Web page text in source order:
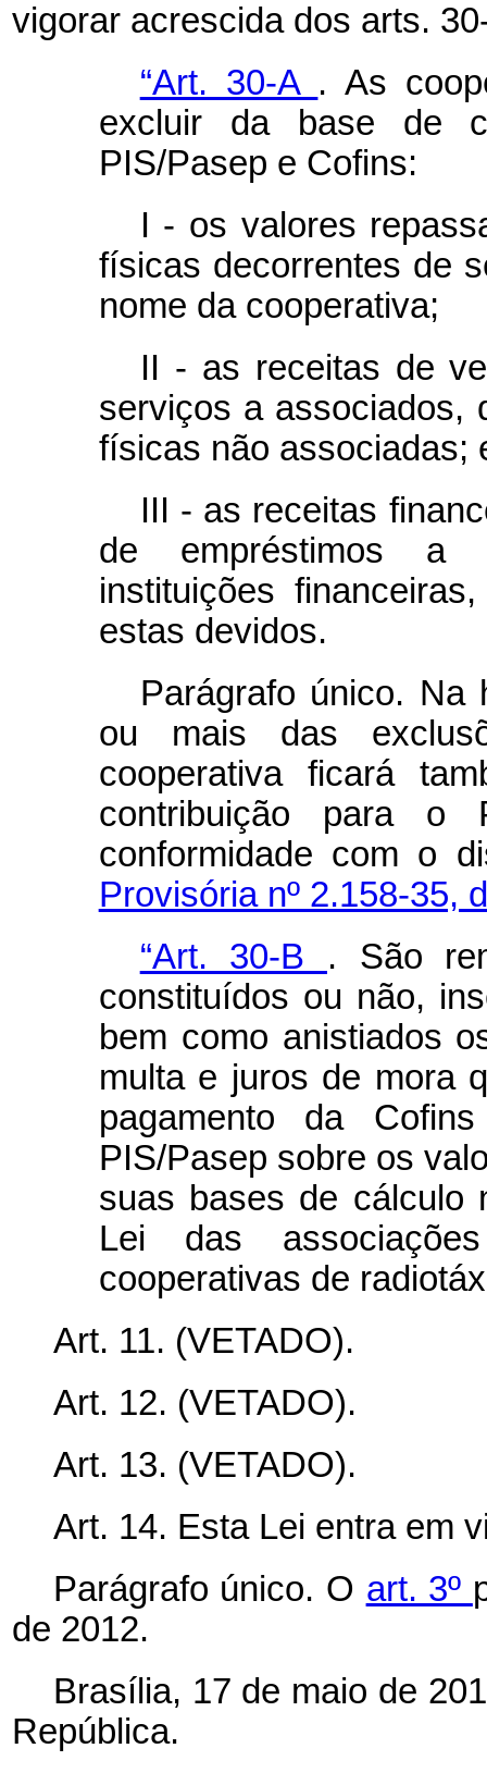
vigorar acrescida dos arts.
“Art. 30-A . As
excluir da base de
PIS/Pasep e Cofins:
I - os valores
físicas decorrentes de
nome da cooperativa;
II - as receitas de
serviços a associados,
físicas não associadas;
III - as receitas
de empréstimos a
instituições
estas devidos.
Parágrafo único. Na
ou mais das
cooperativa ficará
contribuição para o
conformidade com o
Provisória nº 2.158-35,
“Art. 30-B . São
constituídos ou não,
bem como anistiados
multa e juros de mora
pagamento da
PIS/Pasep sobre os
suas bases de cálculo
Lei das
cooperativas de
Art. 11. (VETADO).
Art. 12. (VETADO).
Art. 13. (VETADO).
Art. 14. Esta Lei entra em
Parágrafo único. O art. 3º
de 2012.
Brasília, 17 de maio de
República.